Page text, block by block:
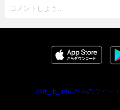
コメントしよう...
@ff_rk_info からのツイート